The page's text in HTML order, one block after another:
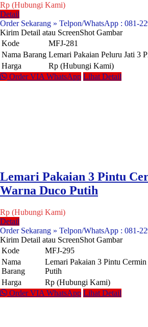
Rp (Hubungi Kami)
Detail
Order Sekarang » Telpon/WhatsApp : 081-
Kirim Detail atau ScreenShot Gambar
Kode
MFJ-281
Nama Barang Lemari Pakaian Peluru Jati 3
Harga
Rp (Hubungi Kami)
Order VIA WhatsApp Lihat Detail
Lemari Pakaian 3 Pintu
Warna Duco Putih
Rp (Hubungi Kami)
Detail
Order Sekarang » Telpon/WhatsApp : 081-
Kirim Detail atau ScreenShot Gambar
Kode
MFJ-295
Nama
Barang
Lemari Pakaian 3 Pintu
Putih
Harga
Rp (Hubungi Kami)
Order VIA WhatsApp Lihat Detail